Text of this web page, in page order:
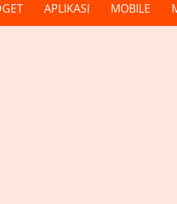
APLIKASI MOBILE